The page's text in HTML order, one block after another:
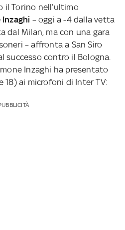
il Torino nell’ultimo
Inzaghi – oggi a -4 dalla vetta
dal Milan, ma con una gara
– affronta a San Siro
successo contro il Bologna.
Inzaghi ha presentato
18) ai microfoni di Inter TV: